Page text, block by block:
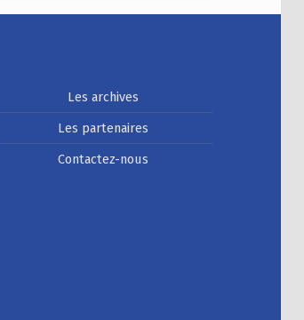
Les archives
Les partenaires
Contactez-nous